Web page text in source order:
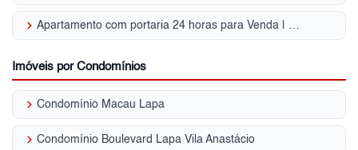
keyboard_arrow_right Apartamento com portaria 24 horas para Venda | Lapa
Imóveis por Condomínios
keyboard_arrow_right Condomínio Macau Lapa
keyboard_arrow_right Condomínio Boulevard Lapa Vila Anastácio